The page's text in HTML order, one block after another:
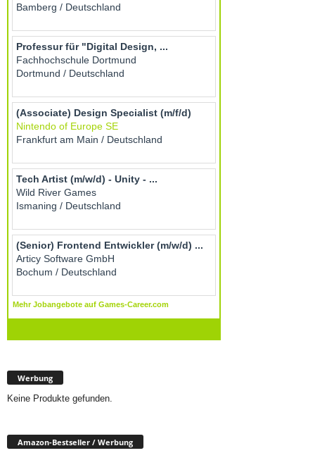
Werbung
Keine Produkte gefunden.
Amazon-Bestseller / Werbung